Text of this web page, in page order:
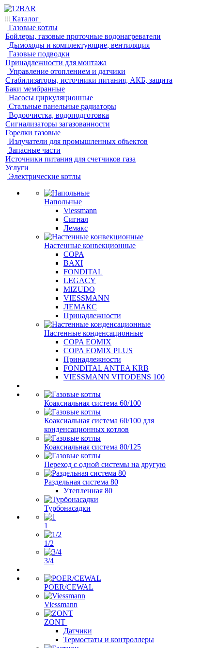
Каталог
Газовые котлы
Бойлеры, газовые проточные водонагреватели
Дымоходы и комплектующие, вентиляция
Газовые подводки
Принадлежности для монтажа
Управление отоплением и датчики
Стабилизаторы, источники питания, АКБ, защита
Баки мембранные
Насосы циркуляционные
Стальные панельные радиаторы
Водоочистка, водоподготовка
Сигнализаторы загазованности
Горелки газовые
Излучатели для промышленных объектов
Запасные части
Источники питания для счетчиков газа
Услуги
Электрические котлы
Напольные
Viessmann
Сигнал
Лемакс
Настенные конвекционные
COPA
BAXI
FONDITAL
LEGACY
MIZUDO
VIESSMANN
ЛЕМАКС
Принадлежности
Настенные конденсационные
COPA EOMIX
COPA EOMIX PLUS
Принадлежности
FONDITAL ANTEA KRB
VIESSMANN VITODENS 100
Коаксиальная система 60/100
Коаксиальная система 60/100 для
конденсационных котлов
Коаксиальная система 80/125
Переход с одной системы на другую
Раздельная система 80
Утепленная 80
Турбонасадки
1
1/2
3/4
POER/CEWAL
Viessmann
ZONT
Датчики
Термостаты и контроллеры